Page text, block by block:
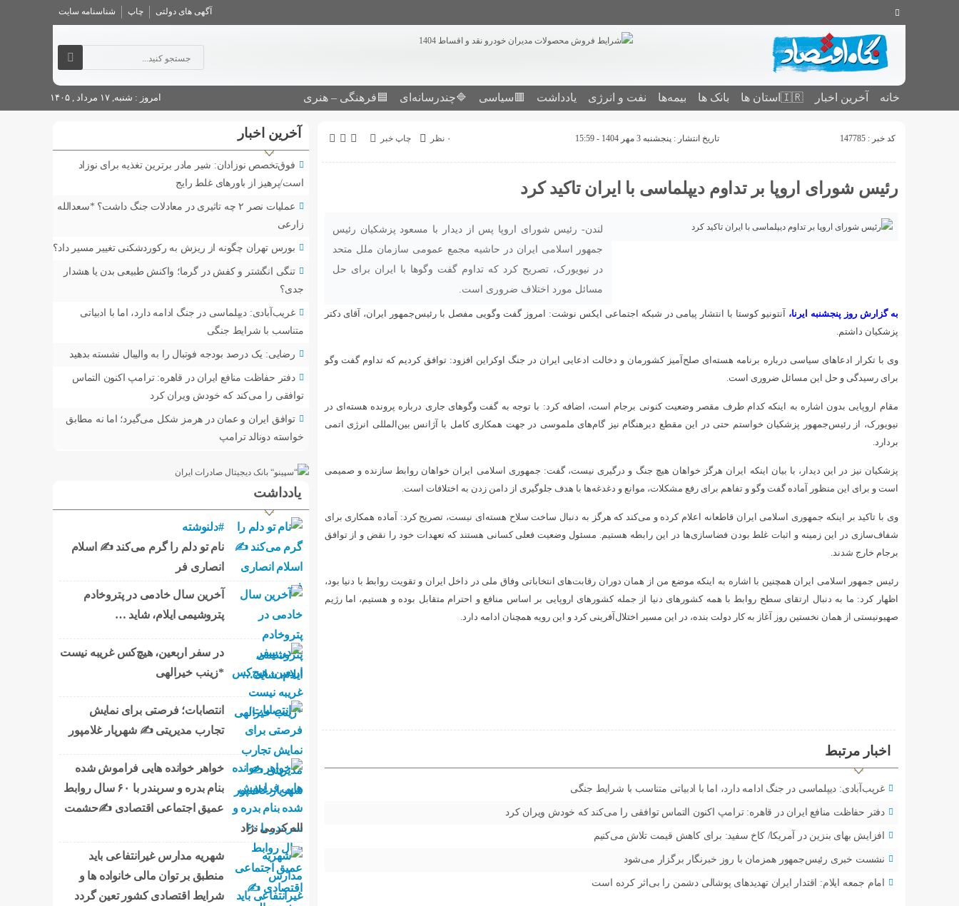
آگهی های دولتی چاپ شناسنامه سایت
خانه آخرین اخبار 🇮🇷استان ‌ها بانک ها بیمه‌ها نفت و انرژی یادداشت 🟥سیاسی 🔷چندرسانه‌ای 🟦فرهنگی – هنری امروز : شنبه, ۱۷ مرداد , ۱۴۰۵
کد خبر : 147785 تاریخ انتشار : پنجشنبه 3 مهر 1404 - 15:59 چاپ خبر ۰ نظر
رئیس شورای اروپا بر تداوم دیپلماسی با ایران تاکید کرد
لندن- رئیس شورای اروپا پس از دیدار با مسعود پزشکیان رئیس
جمهور اسلامی ایران در حاشیه مجمع عمومی سازمان ملل متحد
در نیویورک، تصریح کرد که تداوم گفت‌ وگوها با ایران برای حل
مسائل مورد اختلاف ضروری است.
به گزارش روز پنجشنبه ایرنا، آنتونیو کوستا با انتشار پیامی در شبکه اجتماعی ایکس نوشت: امروز گفت‌ وگویی مفصل با رئیس‌جمهور ایران، آقای دکتر
پزشکیان داشتم.
وی با تکرار ادعاهای سیاسی درباره برنامه هسته‌ای صلح‌آمیز کشورمان و دخالت ادعایی ایران در جنگ اوکراین افزود: توافق کردیم که تداوم گفت‌ وگو
برای رسیدگی و حل این مسائل ضروری است.
مقام اروپایی بدون اشاره به اینکه کدام طرف مقصر وضعیت کنونی برجام است، اضافه کرد: با توجه به گفت‌ وگوهای جاری درباره پرونده هسته‌ای در
نیویورک، از رئیس‌جمهور پزشکیان خواستم حتی در این مقطع دیرهنگام نیز گام‌های ملموسی در جهت همکاری کامل با آژانس بین‌المللی انرژی اتمی
بردارد.
پزشکیان نیز در این دیدار، با بیان اینکه ایران هرگز خواهان هیچ جنگ و درگیری نیست، گفت: جمهوری اسلامی ایران خواهان روابط سازنده و صمیمی
است و برای این منظور آماده گفت‌ وگو و تفاهم برای رفع مشکلات، موانع و دغدغه‌ها با هدف جلوگیری از دامن زدن به اختلافات است.
وی با تاکید بر اینکه جمهوری اسلامی ایران قاطعانه اعلام کرده و می‌کند که هرگز به دنبال ساخت سلاح هسته‌ای نیست، تصریح کرد: آماده همکاری برای
شفاف‌سازی در این زمینه و اثبات غلط بودن فضاسازی‌ها در این رابطه هستیم. مسئول وضعیت فعلی کسانی هستند که تعهدات خود را نقض و از توافق
برجام خارج شدند.
رئیس جمهور اسلامی ایران همچنین با اشاره به اینکه موضع من از همان دوران رقابت‌های انتخاباتی وفاق ملی در داخل ایران و تقویت روابط با دنیا بود،
اظهار کرد: ما به دنبال ارتقای سطح روابط با همه کشورهای دنیا از جمله کشورهای اروپایی بر اساس منافع و احترام متقابل بوده و هستیم، اما رژیم
صهیونیستی از همان نخستین روز آغاز به کار دولت بنده، در این مسیر اختلال‌آفرینی کرد و این رویه همچنان ادامه دارد.
اخبار مرتبط
غریب‌آبادی: دیپلماسی در جنگ ادامه دارد، اما با ادبیاتی متناسب با شرایط جنگی
دفتر حفاظت منافع ایران در قاهره: ترامپ اکنون التماس توافقی را می‌کند که خودش ویران کرد
افزایش بهای بنزین در آمریکا/ کاخ سفید: برای کاهش قیمت تلاش می‌کنیم
نشست خبری رئیس‌جمهور همزمان با روز خبرنگار برگزار می‌شود
امام جمعه ایلام: اقتدار ایران تهدیدهای پوشالی دشمن را بی‌اثر کرده است
آخرین اخبار
فوق‌تخصص نوزادان: شیر مادر برترین تغذیه برای نوزاد
است/پرهیز از باورهای غلط رایج
عملیات نصر ۲ چه تاثیری در معادلات جنگ داشت؟ *سعدالله
زارعی
بورس تهران چگونه از ریزش به رکوردشکنی تغییر مسیر داد؟
تنگی انگشتر و کفش در گرما؛ واکنش طبیعی بدن یا هشدار
جدی؟
غریب‌آبادی: دیپلماسی در جنگ ادامه دارد، اما با ادبیاتی
متناسب با شرایط جنگی
رضایی: یک درصد بودجه فوتبال را به والیبال نشسته بدهید
دفتر حفاظت منافع ایران در قاهره: ترامپ اکنون التماس
توافقی را می‌کند که خودش ویران کرد
توافق ایران و عمان در هرمز شکل می‌گیرد؛ اما نه مطابق
خواسته دونالد ترامپ
یادداشت
#دلنوشته
نام تو دلم را گرم می‌کند ✍️ اسلام
انصاری فر
آخرین سال خادمی در پتروخادم
پتروشیمی ایلام، شاید …
در سفر اربعین، هیچ‌کس غریبه نیست
*زینب خیرالهی
انتصابات؛ فرصتی برای نمایش
تجارب مدیریتی ✍ شهریار غلامپور
خواهر خوانده هایی فراموش شده
بنام بدره و سربندر با ۶۰ سال روابط
عمیق اجتماعی اقتصادی ✍حشمت
اله کرمی نژاد
شهریه مدارس غیرانتفاعی باید
منطبق بر توان مالی خانواده ها و
شرایط اقتصادی کشور تعین گردد